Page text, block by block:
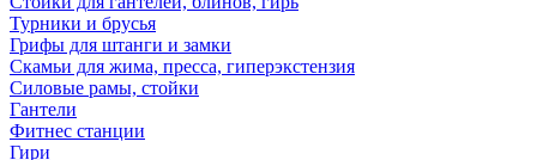
Турники и брусья
Грифы для штанги и замки
Скамьи для жима, пресса, гиперэкстензия
Силовые рамы, стойки
Гантели
Фитнес станции
Гири